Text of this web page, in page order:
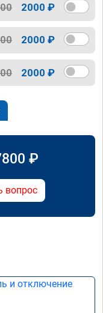
2000 ₽
2000 ₽
2000 ₽
₽
вопрос